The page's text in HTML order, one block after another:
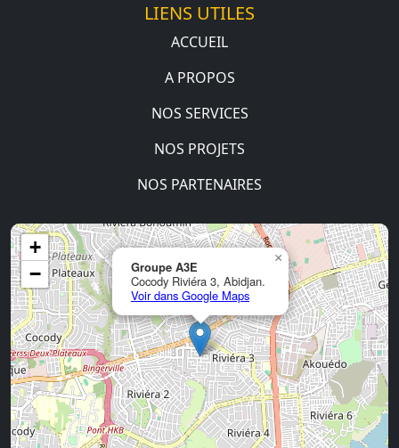
LIENS UTILES
ACCUEIL
A PROPOS
NOS SERVICES
NOS PROJETS
NOS PARTENAIRES
Groupe A3E
Cocody Riviéra 3, Abidjan.
Voir dans Google Maps
×
+
−